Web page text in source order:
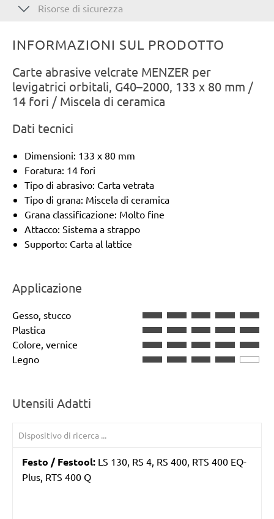
Risorse di sicurezza
INFORMAZIONI SUL PRODOTTO
Carte abrasive velcrate MENZER per
levigatrici orbitali, G40–2000, 133 x 80 mm /
14 fori / Miscela di ceramica
Dati tecnici
Dimensioni: 133 x 80 mm
Foratura: 14 fori
Tipo di abrasivo: Carta vetrata
Tipo di grana: Miscela di ceramica
Grana classificazione: Molto fine
Attacco: Sistema a strappo
Supporto: Carta al lattice
Applicazione
Gesso, stucco
Plastica
Colore, vernice
Legno
Utensili Adatti
Festo / Festool: LS 130, RS 4, RS 400, RTS 400 EQ-
Plus, RTS 400 Q